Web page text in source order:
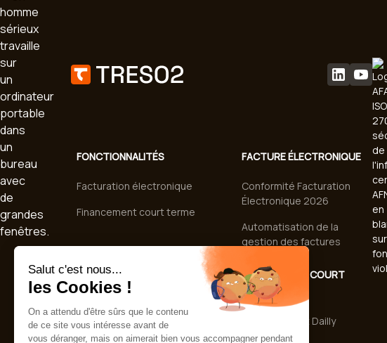
FONCTIONNALITÉS
Facturation électronique
Financement court terme
SERVICES
déploiement
FACTURE ÉLECTRONIQUE
Conformité Facturation
Électronique 2026
Automatisation de la
gestion des factures
FINANCEMENT COURT
TERME
Affacturage et Dailly